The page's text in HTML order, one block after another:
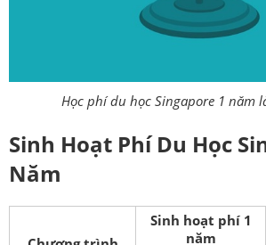
Học phí du học Singapore 1 năm
Sinh Hoạt Phí Du Học
Năm
Sinh hoạt phí 1
năm